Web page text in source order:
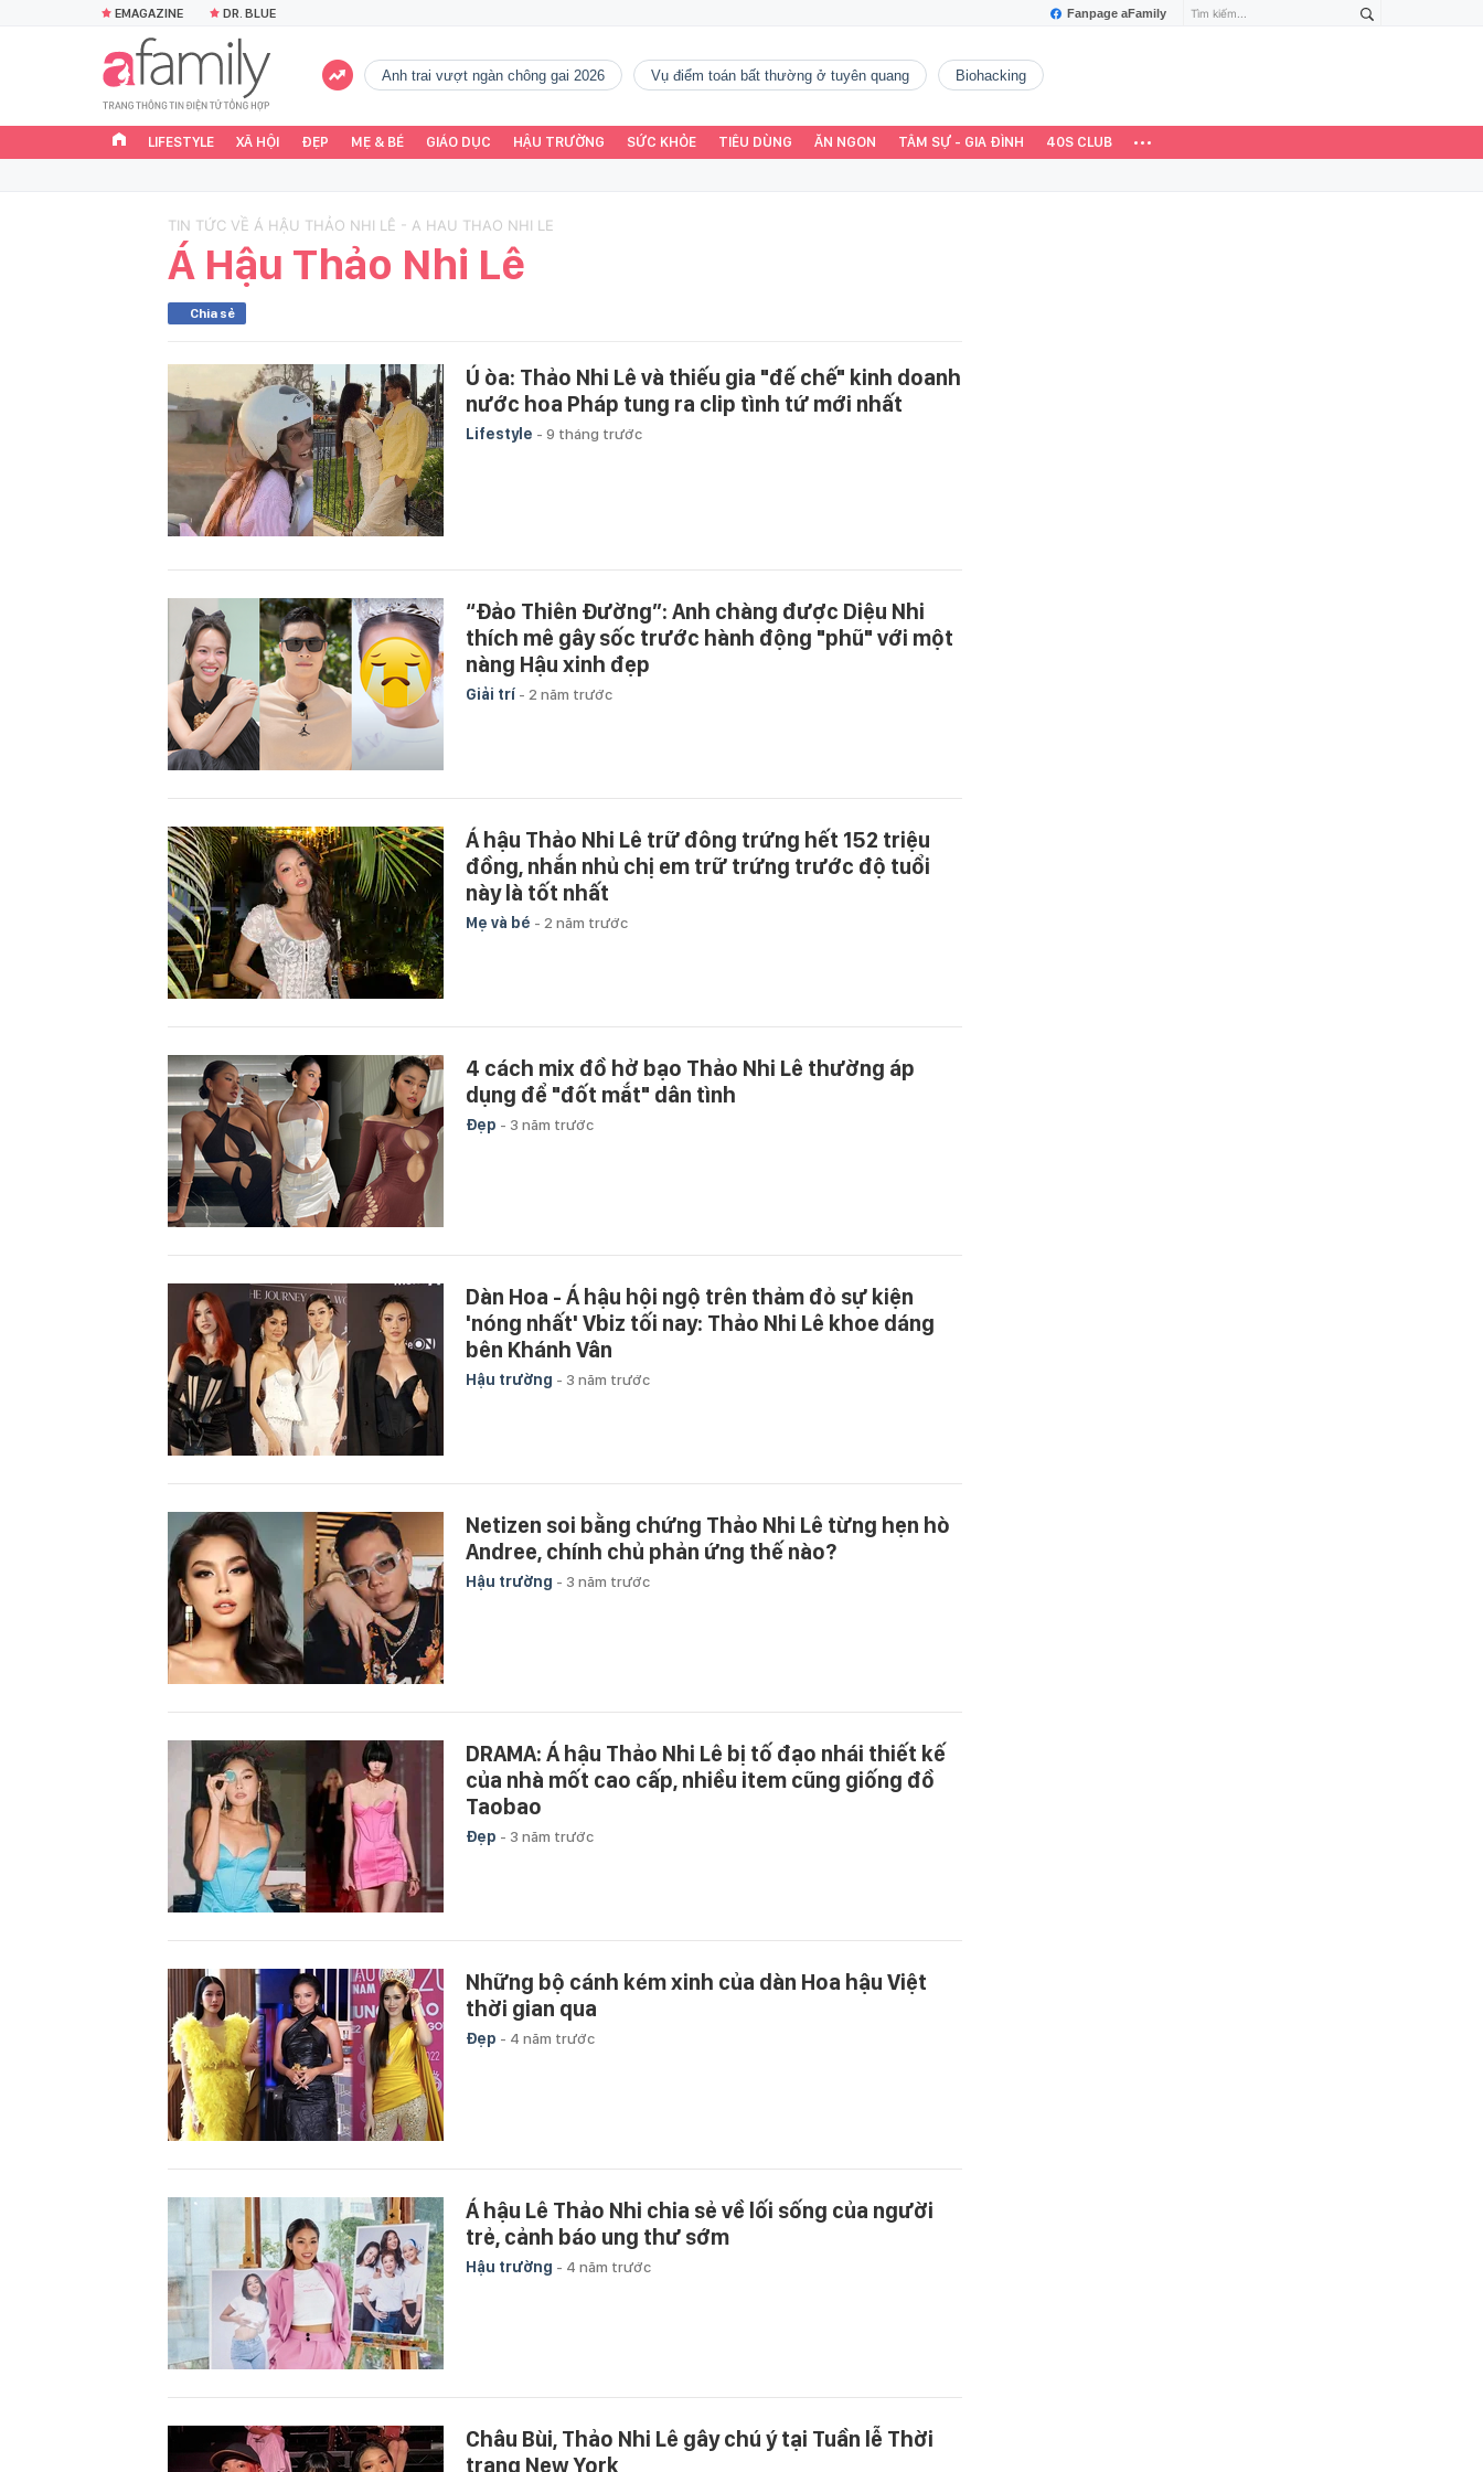
Fanpage aFamily
EMAGAZINE DR. BLUE
Anh trai vượt ngàn chông gai 2026 vụ điểm toán bất thường ở tuyên quang Biohacking
LIFESTYLE XÃ HỘI ĐẸP MẸ & BÉ GIÁO DỤC HẬU TRƯỜNG SỨC KHỎE TIÊU DÙNG ĂN NGON TÂM SỰ - GIA ĐÌNH 40S CLUB
TIN TỨC VỀ Á HẬU THẢO NHI LÊ - A HAU THAO NHI LE
Á Hậu Thảo Nhi Lê
Chia sẻ
Ú òa: Thảo Nhi Lê và thiếu gia "đế chế" kinh doanh
nước hoa Pháp tung ra clip tình tứ mới nhất
Lifestyle - 9 tháng trước
“Đảo Thiên Đường”: Anh chàng được Diệu Nhi
thích mê gây sốc trước hành động "phũ" với một
nàng Hậu xinh đẹp
Giải trí - 2 năm trước
Á hậu Thảo Nhi Lê trữ đông trứng hết 152 triệu
đồng, nhắn nhủ chị em trữ trứng trước độ tuổi
này là tốt nhất
Mẹ và bé - 2 năm trước
4 cách mix đồ hở bạo Thảo Nhi Lê thường áp
dụng để "đốt mắt" dân tình
Đẹp - 3 năm trước
Dàn Hoa - Á hậu hội ngộ trên thảm đỏ sự kiện
'nóng nhất' Vbiz tối nay: Thảo Nhi Lê khoe dáng
bên Khánh Vân
Hậu trường - 3 năm trước
Netizen soi bằng chứng Thảo Nhi Lê từng hẹn hò
Andree, chính chủ phản ứng thế nào?
Hậu trường - 3 năm trước
DRAMA: Á hậu Thảo Nhi Lê bị tố đạo nhái thiết kế
của nhà mốt cao cấp, nhiều item cũng giống đồ
Taobao
Đẹp - 3 năm trước
Những bộ cánh kém xinh của dàn Hoa hậu Việt
thời gian qua
Đẹp - 4 năm trước
Á hậu Lê Thảo Nhi chia sẻ về lối sống của người
trẻ, cảnh báo ung thư sớm
Hậu trường - 4 năm trước
Châu Bùi, Thảo Nhi Lê gây chú ý tại Tuần lễ Thời
trang New York